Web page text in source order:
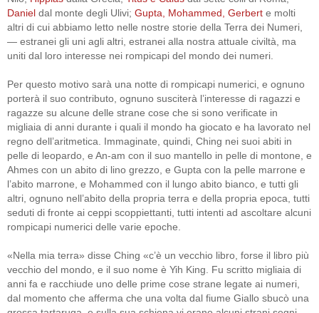
Daniel dal monte degli Ulivi; Gupta, Mohammed, Gerbert e molti
altri di cui abbiamo letto nelle nostre storie della Terra dei Numeri,
― estranei gli uni agli altri, estranei alla nostra attuale civiltà, ma
uniti dal loro interesse nei rompicapi del mondo dei numeri.
Per questo motivo sarà una notte di rompicapi numerici, e ognuno
porterà il suo contributo, ognuno susciterà l’interesse di ragazzi e
ragazze su alcune delle strane cose che si sono verificate in
migliaia di anni durante i quali il mondo ha giocato e ha lavorato nel
regno dell’aritmetica. Immaginate, quindi, Ching nei suoi abiti in
pelle di leopardo, e An-am con il suo mantello in pelle di montone, e
Ahmes con un abito di lino grezzo, e Gupta con la pelle marrone e
l’abito marrone, e Mohammed con il lungo abito bianco, e tutti gli
altri, ognuno nell’abito della propria terra e della propria epoca, tutti
seduti di fronte ai ceppi scoppiettanti, tutti intenti ad ascoltare alcuni
rompicapi numerici delle varie epoche.
«Nella mia terra» disse Ching «c’è un vecchio libro, forse il libro più
vecchio del mondo, e il suo nome è Yih King. Fu scritto migliaia di
anni fa e racchiude uno delle prime cose strane legate ai numeri,
dal momento che afferma che una volta dal fiume Giallo sbucò una